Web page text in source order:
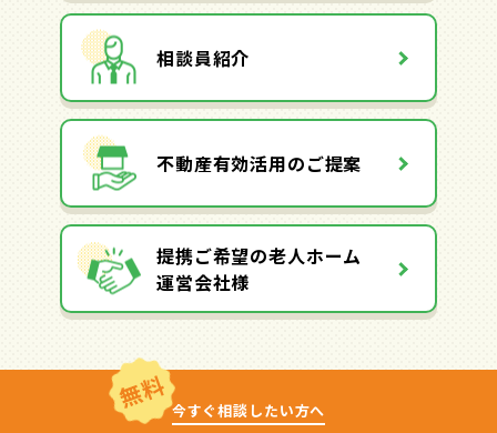
相談員紹介
不動産有効活用のご提案
提携ご希望の老人ホーム
運営会社様
無料 今すぐ相談したい方へ